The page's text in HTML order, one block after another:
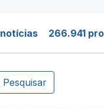
notícias 266.941
Pesquisar